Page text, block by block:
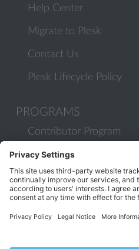
Help Center
Migrate to Plesk
Contact Us
Plesk Lifecycle Policy
PROGRAMS
Contributor Program
Partner Program
COMMUNITY